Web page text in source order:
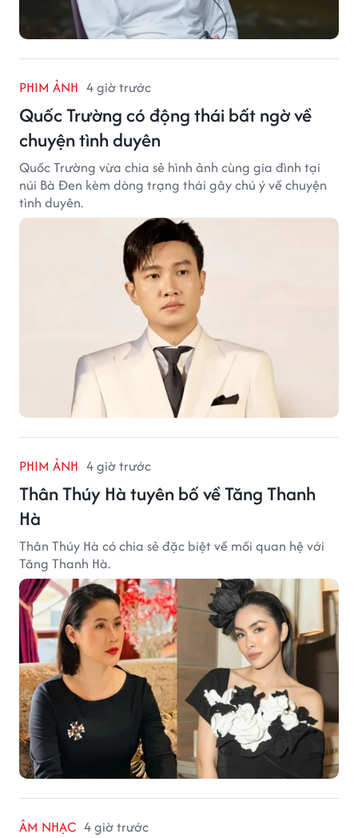
PHIM ẢNH 4 giờ trước
Quốc Trường có động thái bất ngờ về
chuyện tình duyên
Quốc Trường vừa chia sẻ hình ảnh cùng gia đình tại
núi Bà Đen kèm dòng trạng thái gây chú ý về chuyện
tình duyên.
PHIM ẢNH 4 giờ trước
Thân Thúy Hà tuyên bố về Tăng Thanh
Hà
Thân Thúy Hà có chia sẻ đặc biệt về mối quan hệ với
Tăng Thanh Hà.
ÂM NHẠC 4 giờ trước